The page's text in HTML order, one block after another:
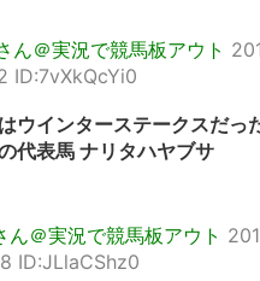
ん＠実況で競馬板アウト
ID:7vXkQcYi0
ウインターステークスだっ
代表馬 ナリタハヤブサ
ん＠実況で競馬板アウト
ID:JLlaCShz0